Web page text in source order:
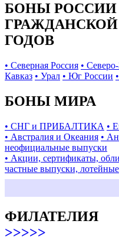
БОНЫ РОССИИ
ГРАЖДАНСКОЙ
ГОДОВ
• Северная Россия •
Кавказ • Урал • Юг России
БОНЫ МИРА
• СНГ и ПРИБАЛТИКА •
• Австралия и Океания •
неофициальные выпуски
• Акции, сертификаты,
частные выпуски,
ФИЛАТЕЛИЯ
>>>>>